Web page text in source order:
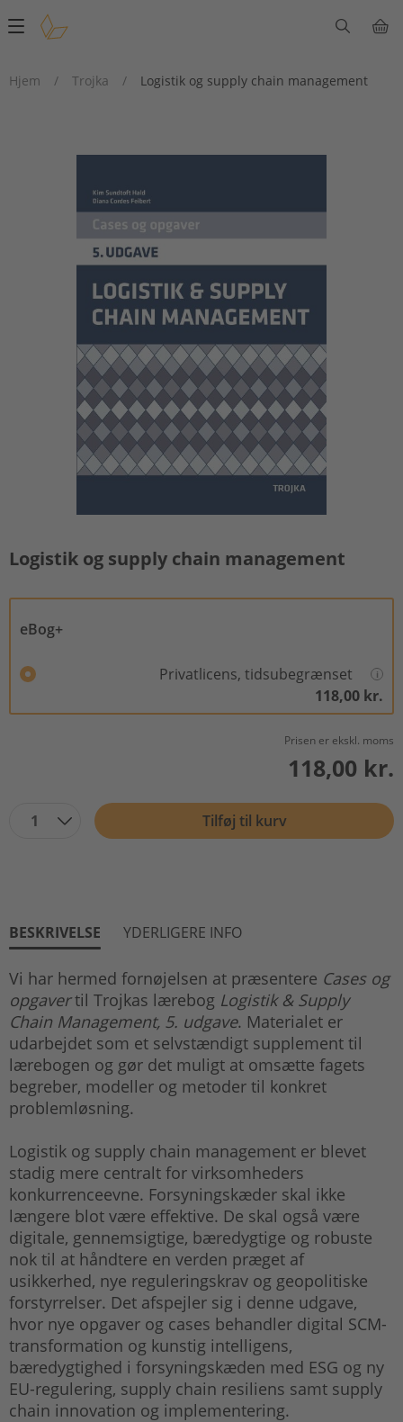
Main
Hjem
/ Trojka / Logistik og supply chain management
Logistik og supply chain management
eBog+
Privatlicens, tidsubegrænset
118,00 kr.
Prisen er ekskl. moms
118,00 kr.
1 Tilføj til kurv
BESKRIVELSE YDERLIGERE INFO
Vi har hermed fornøjelsen at præsentere Cases og
opgavertil Trojkas lærebog Logistik & Supply
Chain Management, 5. udgave. Materialet er
udarbejdet som et selvstændigt supplement til
lærebogen og gør det muligt at omsætte fagets
begreber, modeller og metoder til konkret
problemløsning.
Logistik og supply chain management er blevet
stadig mere centralt for virksomheders
konkurrenceevne. Forsyningskæder skal ikke
længere blot være effektive. De skal også være
digitale, gennemsigtige, bæredygtige og robuste
nok til at håndtere en verden præget af
usikkerhed, nye reguleringskrav og geopolitiske
forstyrrelser. Det afspejler sig i denne udgave,
hvor nye opgaver og cases behandler digital SCM-
transformation og kunstig intelligens,
bæredygtighed i forsyningskæden med ESG og ny
EU-regulering, supply chain resiliens samt supply
chain innovation og implementering.